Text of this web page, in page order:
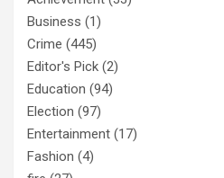
Business (1)
Crime (445)
Editor's Pick (2)
Education (94)
Election (97)
Entertainment (17)
Fashion (4)